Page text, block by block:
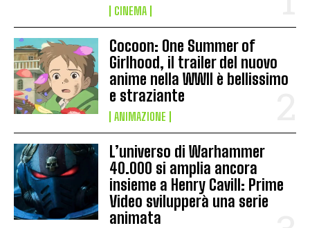
CINEMA
Cocoon: One Summer of
Girlhood, il trailer del nuovo
anime nella WWII è bellissimo
e straziante
ANIMAZIONE
L’universo di Warhammer
40.000 si amplia ancora
insieme a Henry Cavill: Prime
Video svilupperà una serie
animata